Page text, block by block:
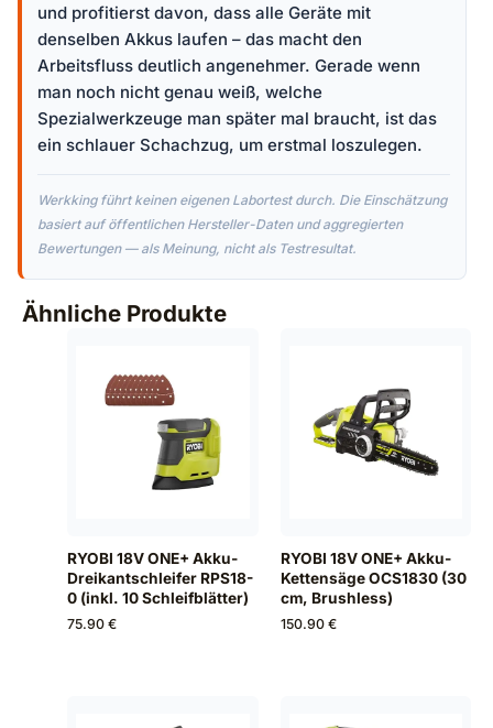
und profitierst davon, dass alle Geräte mit
denselben Akkus laufen – das macht den
Arbeitsfluss deutlich angenehmer. Gerade wenn
man noch nicht genau weiß, welche
Spezialwerkzeuge man später mal braucht, ist das
ein schlauer Schachzug, um erstmal loszulegen.
Werkking führt keinen eigenen Labortest durch. Die Einschätzung
basiert auf öffentlichen Hersteller-Daten und aggregierten
Bewertungen — als Meinung, nicht als Testresultat.
Ähnliche Produkte
RYOBI 18V ONE+ Akku-
Dreikantschleifer RPS18-
0 (inkl. 10 Schleifblätter)
75.90 €
RYOBI 18V ONE+ Akku-
Kettensäge OCS1830 (30
cm, Brushless)
150.90 €